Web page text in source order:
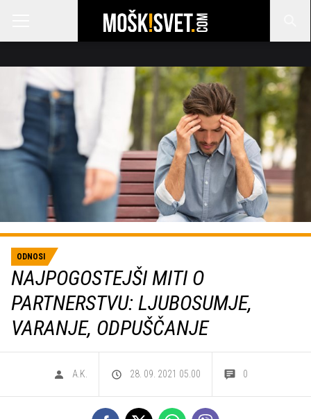
ODNOSI
NAJPOGOSTEJŠI MITI O
PARTNERSTVU: LJUBOSUMJE,
VARANJE, ODPUŠČANJE
A.K. 28. 09. 2021 05.00 0